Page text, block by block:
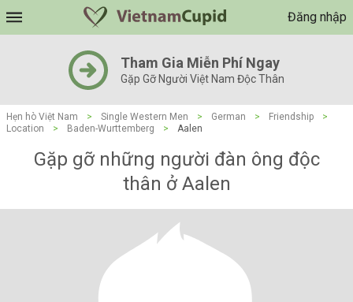
Đăng nhập
Tham Gia Miễn Phí Ngay
Gặp Gỡ Người Việt Nam Độc Thân
Hẹn hò Việt Nam > Single Western Men > German > Friendship
>
Location
> Baden-Wurttemberg > Aalen
Gặp gỡ những người đàn ông độc
thân ở Aalen